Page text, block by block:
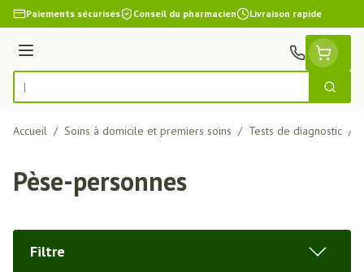
Aller au contenu
Paiements sécurisés Conseil du pharmacien Livraison rapide
Menu
Rechercher
Accueil / Soins à domicile et premiers soins / Tests de diagnostic /
Pèse-personnes
Filtre